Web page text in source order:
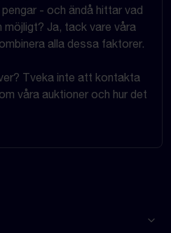
- och ändå hittar vad
möjligt? Ja, tack vare våra
alla dessa faktorer.
Tveka inte att kontakta
våra auktioner och hur det